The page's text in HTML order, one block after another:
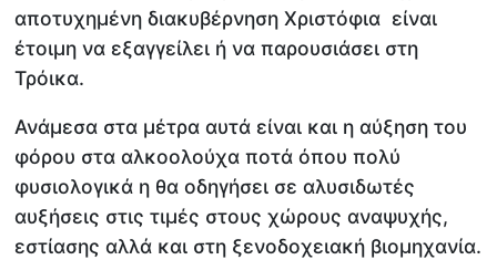
αποτυχημένη διακυβέρνηση Χριστόφια είναι
έτοιμη να εξαγγείλει ή να παρουσιάσει στη
Τρόικα.
Ανάμεσα στα μέτρα αυτά είναι και η αύξηση του
φόρου στα αλκοολούχα ποτά όπου πολύ
φυσιολογικά η θα οδηγήσει σε αλυσιδωτές
αυξήσεις στις τιμές στους χώρους αναψυχής,
εστίασης αλλά και στη ξενοδοχειακή βιομηχανία.